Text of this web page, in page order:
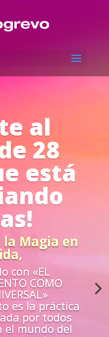
del
en
no estás
retos de la
de los mejores
y
en todas las
tu vida